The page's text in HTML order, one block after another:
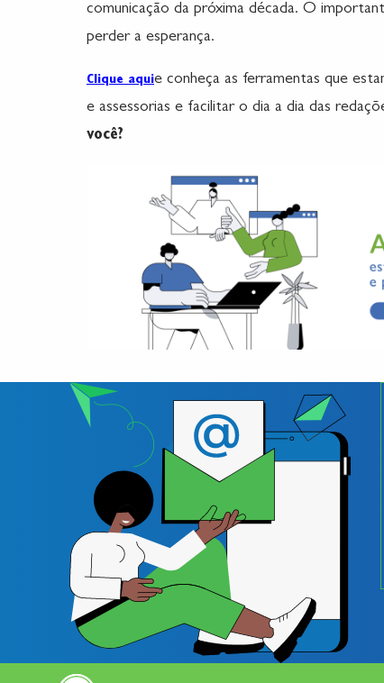
comunicação da próxima década. O
perder a esperança.
Clique aquie conheça as ferramentas que
e assessorias e facilitar o dia a dia das
você?